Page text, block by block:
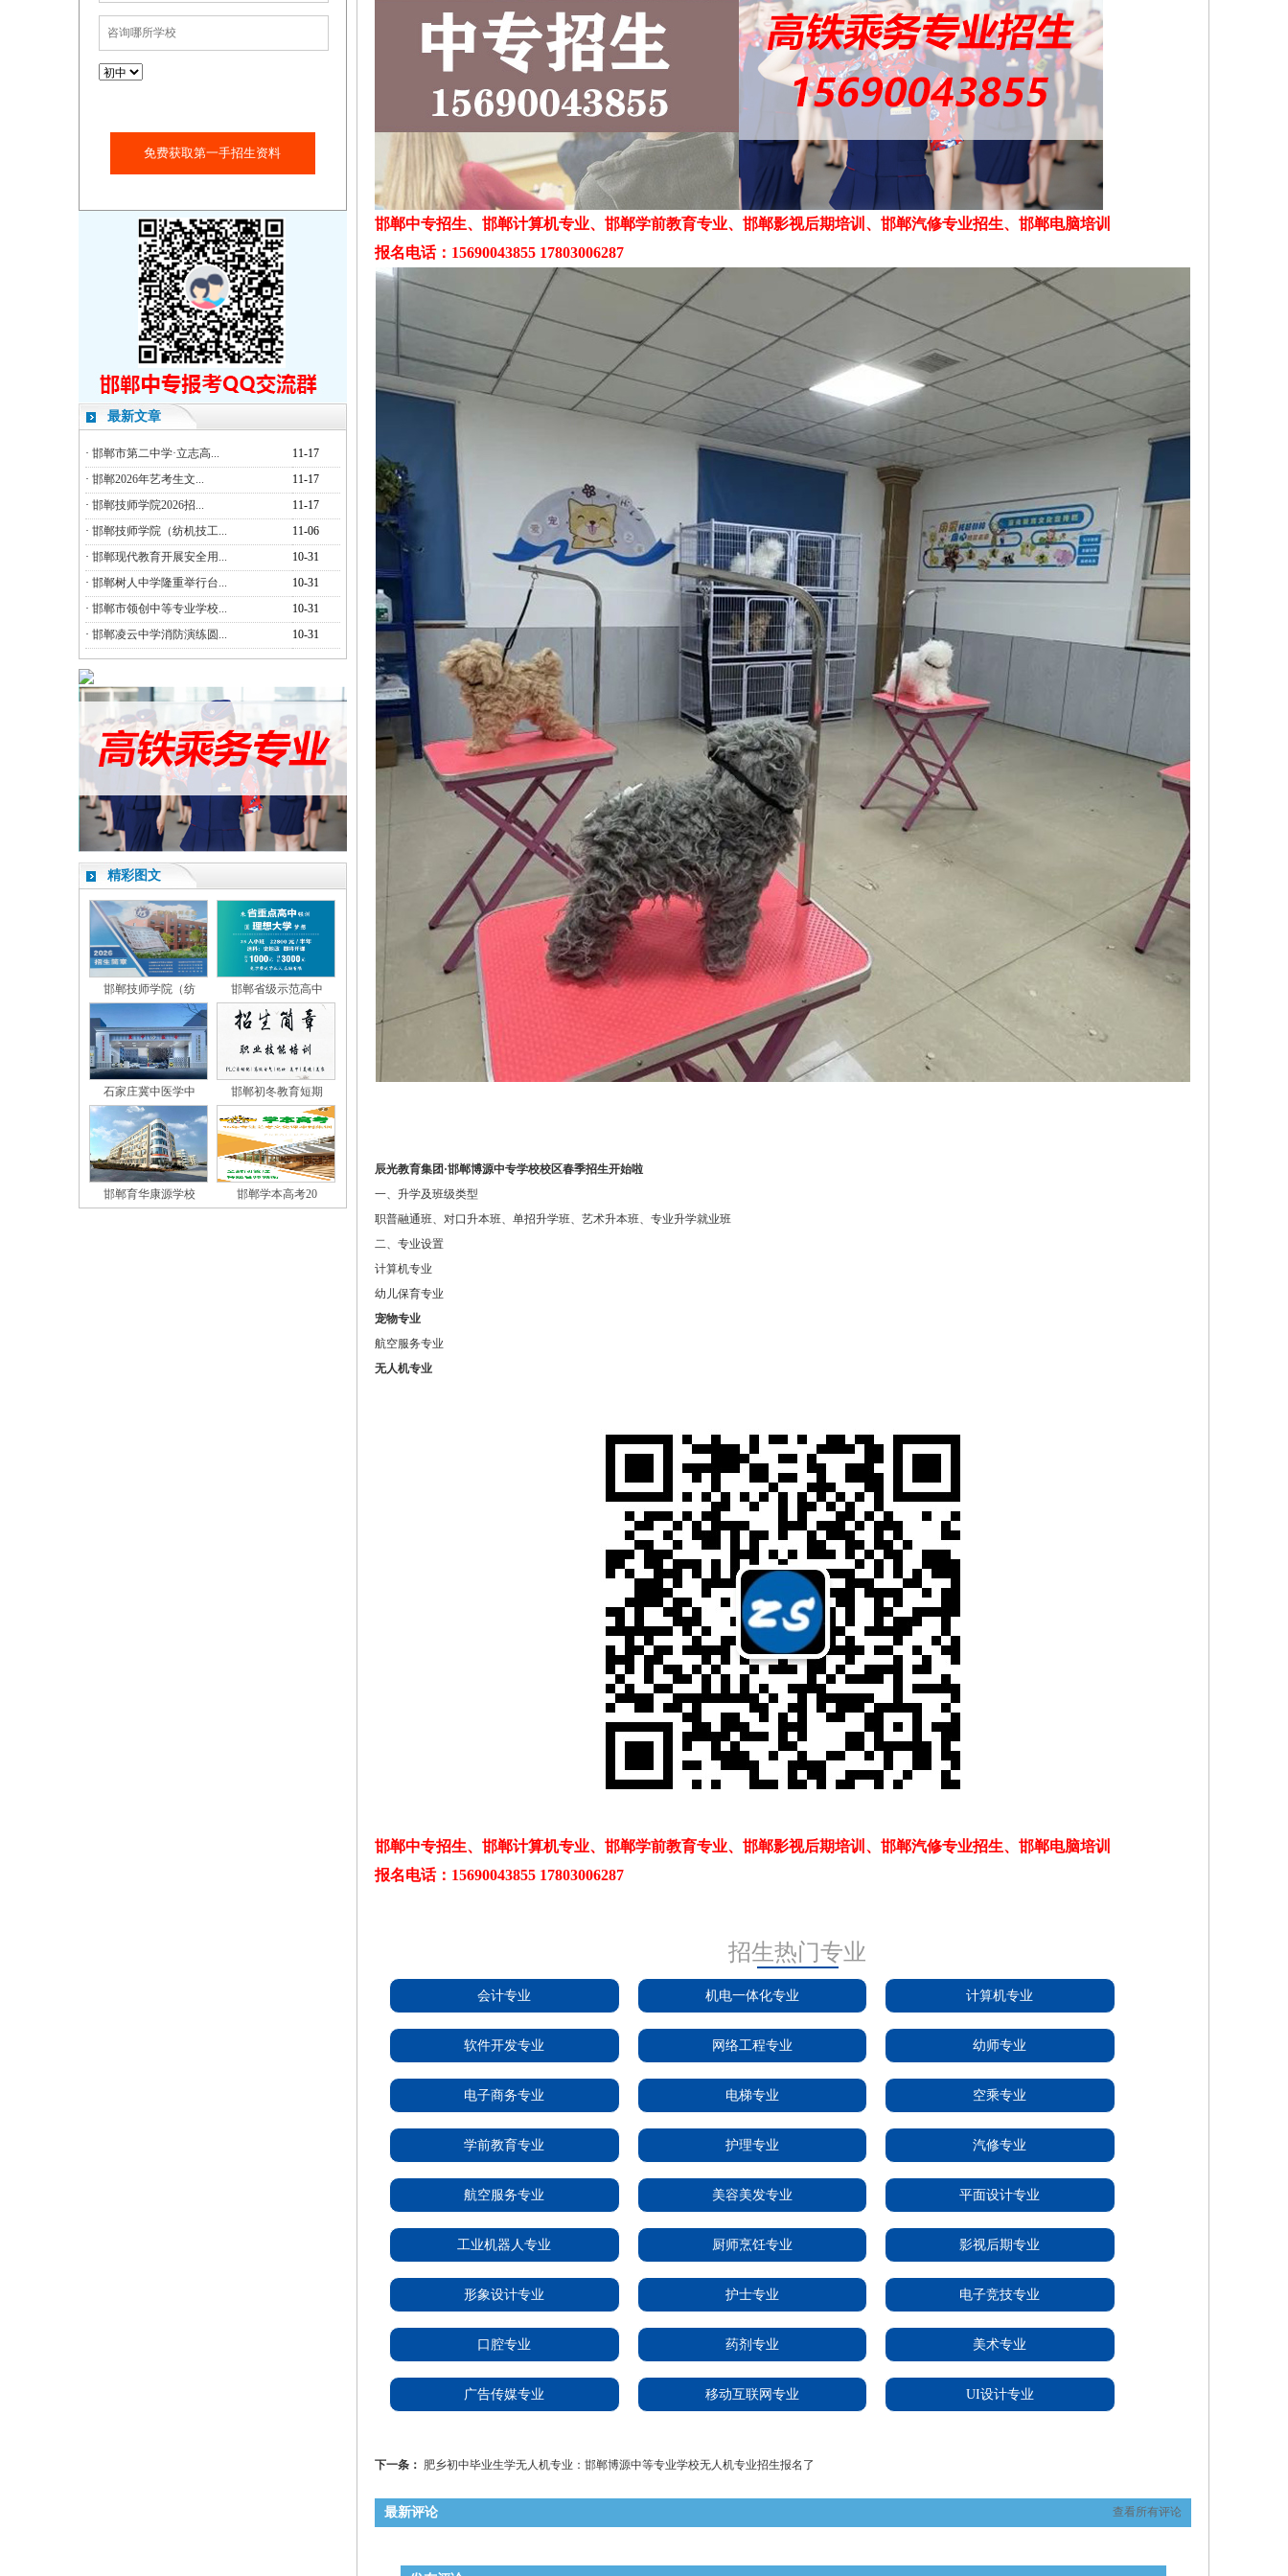
免费获取第一手招生资料
最新文章
· 邯郸市第二中学·立志高...
11-17
· 邯郸2026年艺考生文...
11-17
· 邯郸技师学院2026招...
11-17
· 邯郸技师学院（纺机技工...
11-06
· 邯郸现代教育开展安全用...
10-31
· 邯郸树人中学隆重举行台...
10-31
· 邯郸市领创中等专业学校...
10-31
· 邯郸凌云中学消防演练圆... 10-31
精彩图文
邯郸技师学院（纺 邯郸省级示范高中
石家庄冀中医学中 邯郸初冬教育短期
邯郸育华康源学校 邯郸学本高考20
邯郸中专招生、邯郸计算机专业、邯郸学前教育专业、邯郸影视后期培训、邯郸汽修专业招生、邯郸电脑培训
报名电话：15690043855 17803006287
辰光教育集团·邯郸博源中专学校校区春季招生开始啦
一、升学及班级类型
职普融通班、对口升本班、单招升学班、艺术升本班、专业升学就业班
二、专业设置
计算机专业
幼儿保育专业
宠物专业
航空服务专业
无人机专业
邯郸中专招生、邯郸计算机专业、邯郸学前教育专业、邯郸影视后期培训、邯郸汽修专业招生、邯郸电脑培训
报名电话：15690043855 17803006287
招生热门专业
会计专业 机电一体化专业 计算机专业
软件开发专业 网络工程专业 幼师专业
电子商务专业 电梯专业 空乘专业
学前教育专业 护理专业 汽修专业
航空服务专业 美容美发专业 平面设计专业
工业机器人专业 厨师烹饪专业 影视后期专业
形象设计专业 护士专业 电子竞技专业
口腔专业 药剂专业 美术专业
广告传媒专业 移动互联网专业 UI设计专业
下一条： 肥乡初中毕业生学无人机专业：邯郸博源中等专业学校无人机专业招生报名了
最新评论 查看所有评论